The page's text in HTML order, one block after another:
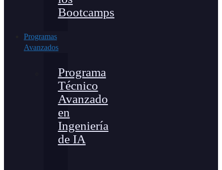
Bootcamps
Programas
Avanzados
Programa
Técnico
Avanzado
en
Ingeniería
de IA